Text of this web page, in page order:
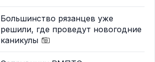
Большинство рязанцев уже
решили, где проведут новогодние
каникулы